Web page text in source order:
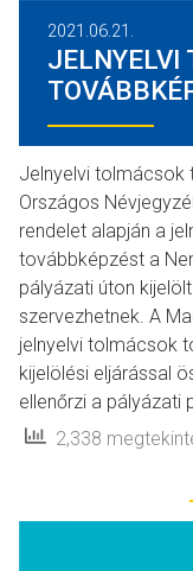
2021.06.21.
JELNYELVI
Jelnyelvi tolmácsok
Országos
rendelet alapján a
továbbképzést a
pályázati úton
szervezhetnek. A
jelnyelvi tolmácsok
kijelölési eljárással
ellenőrzi a pályázati
2,338